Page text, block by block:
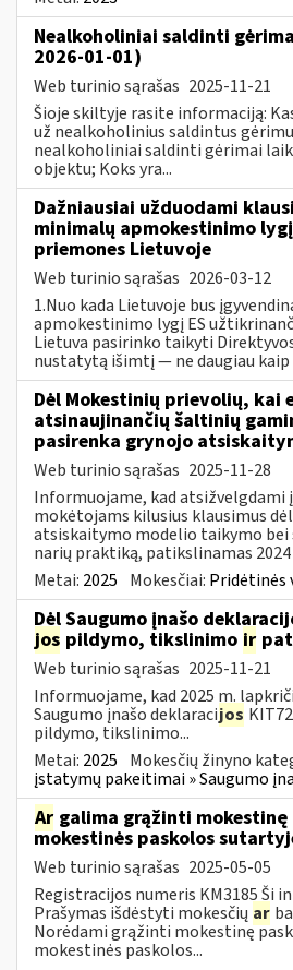
Nealkoholiniai saldinti
2026-01-01)
Web turinio sąrašas 2025-11-21
Šioje skiltyje rasite informaciją:
už nealkoholinius saldintus
nealkoholiniai saldinti gėrimai
objektu; Koks yra...
Dažniausiai užduodami
minimalų apmokestinimo
priemones Lietuvoje
Web turinio sąrašas 2026-03-12
1.Nuo kada Lietuvoje bus
apmokestinimo lygį ES
Lietuva pasirinko taikyti
nustatytą išimtį — ne daugiau kaip
Dėl Mokestinių prievolių, kai
atsinaujinančių šaltinių
pasirenka grynojo
Web turinio sąrašas 2025-11-28
Informuojame, kad atsižvelgdami
mokėtojams kilusius klausimus
atsiskaitymo modelio taikymo
narių praktiką, patikslinamas 2024
Metai: 2025 Mokesčiai: Pridėtinės
Dėl Saugumo įnašo
jos pildymo, tikslinimo ir
Web turinio sąrašas 2025-11-21
Informuojame, kad 2025 m.
Saugumo įnašo deklaracijos
pildymo, tikslinimo...
Metai: 2025 Mokesčių žinyno
įstatymų pakeitimai » Saugumo
Ar galima grąžinti mokestinę
mokestinės paskolos
Web turinio sąrašas 2025-05-05
Registracijos numeris KM3185 Ši
Prašymas išdėstyti mokesčių ar
Norėdami grąžinti mokestinę
mokestinės paskolos...